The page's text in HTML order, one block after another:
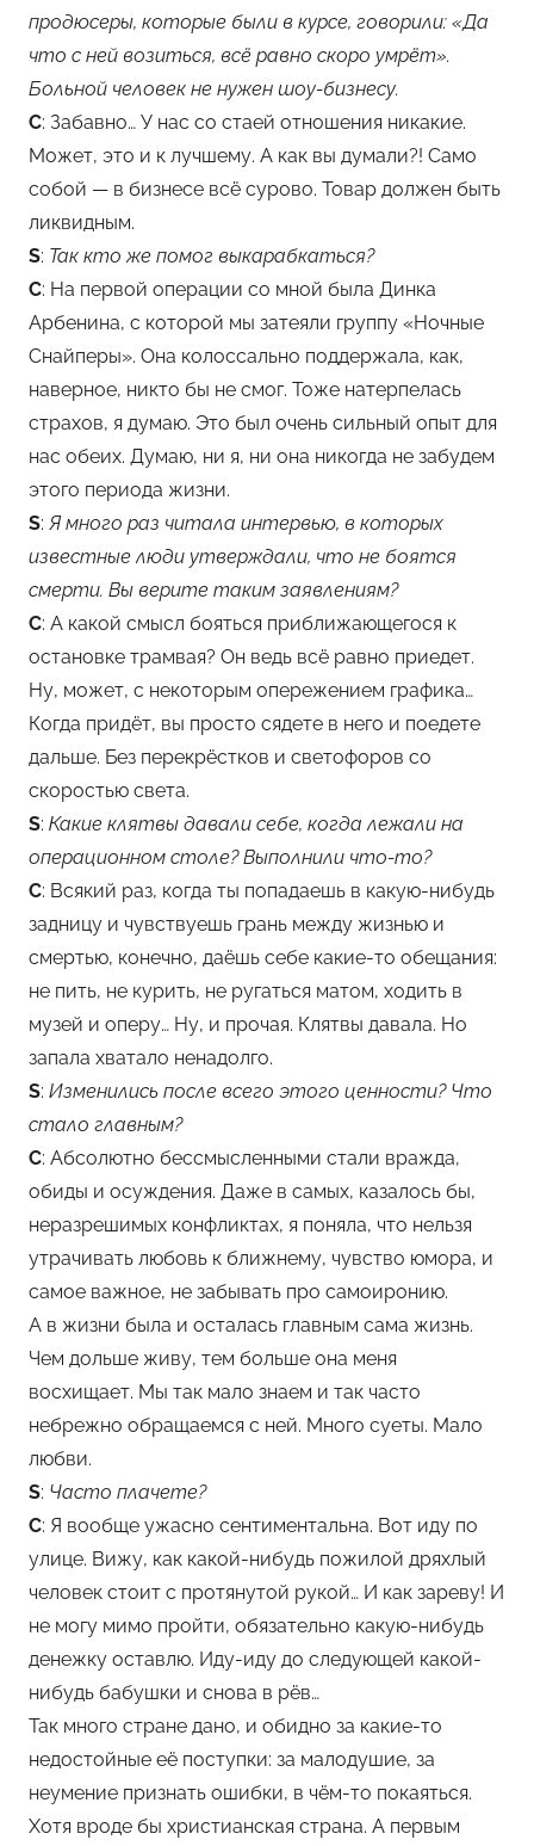
продюсеры, которые были в курсе, говорили: «Да
что с ней возиться, всё равно скоро умрёт».
Больной человек не нужен шоу-бизнесу.
С: Забавно… У нас со стаей отношения никакие.
Может, это и к лучшему. А как вы думали?! Само
собой — в бизнесе всё сурово. Товар должен быть
ликвидным.
S: Так кто же помог выкарабкаться?
С: На первой операции со мной была Динка
Арбенина, с которой мы затеяли группу «Ночные
Снайперы». Она колоссально поддержала, как,
наверное, никто бы не смог. Тоже натерпелась
страхов, я думаю. Это был очень сильный опыт для
нас обеих. Думаю, ни я, ни она никогда не забудем
этого периода жизни.
S: Я много раз читала интервью, в которых
известные люди утверждали, что не боятся
смерти. Вы верите таким заявлениям?
С: А какой смысл бояться приближающегося к
остановке трамвая? Он ведь всё равно приедет.
Ну, может, с некоторым опережением графика…
Когда придёт, вы просто сядете в него и поедете
дальше. Без перекрёстков и светофоров со
скоростью света.
S: Какие клятвы давали себе, когда лежали на
операционном столе? Выполнили что-то?
С: Всякий раз, когда ты попадаешь в какую-нибудь
задницу и чувствуешь грань между жизнью и
смертью, конечно, даёшь себе какие-то обещания:
не пить, не курить, не ругаться матом, ходить в
музей и оперу… Ну, и прочая. Клятвы давала. Но
запала хватало ненадолго.
S: Изменились после всего этого ценности? Что
стало главным?
С: Абсолютно бессмысленными стали вражда,
обиды и осуждения. Даже в самых, казалось бы,
неразрешимых конфликтах, я поняла, что нельзя
утрачивать любовь к ближнему, чувство юмора, и
самое важное, не забывать про самоиронию.
А в жизни была и осталась главным сама жизнь.
Чем дольше живу, тем больше она меня
восхищает. Мы так мало знаем и так часто
небрежно обращаемся с ней. Много суеты. Мало
любви.
S: Часто плачете?
С: Я вообще ужасно сентиментальна. Вот иду по
улице. Вижу, как какой-нибудь пожилой дряхлый
человек стоит с протянутой рукой… И как зареву! И
не могу мимо пройти, обязательно какую-нибудь
денежку оставлю. Иду-иду до следующей какой-
нибудь бабушки и снова в рёв…
Так много стране дано, и обидно за какие-то
недостойные её поступки: за малодушие, за
неумение признать ошибки, в чём-то покаяться.
Хотя вроде бы христианская страна. А первым